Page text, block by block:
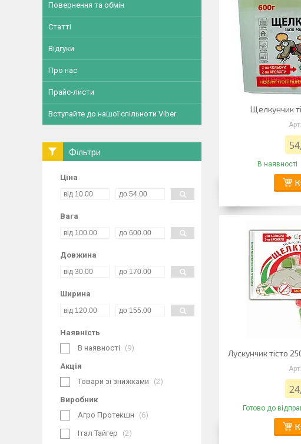
Щелкунчик
В наявності
Лускунчик тісто
Готово до
Повернення та обмін
Статті
Відгуки
Про нас
Прайс-листи
Вступайте до нашої спільноти Viber
Фільтри
Ціна
Вага
Довжина
Ширина
Наявність
В наявності
9
Акція
Товари зі знижками
2
Виробник
Агро Протекшн
6
Італ Тайгер 2